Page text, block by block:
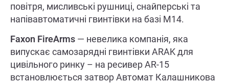
повітря, мисливські рушниці, снайперські та
напівавтоматичні гвинтівки на базі M14.
Faxon FireArms — невелика компанія, яка
випускає самозарядні гвинтівки ARAK для
цивільного ринку – на ресивер AR-15
встановлюється затвор Автомат Калашникова